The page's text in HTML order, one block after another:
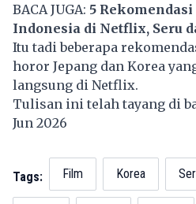
BACA JUGA: 5
Indonesia di Netflix, Seru
Itu tadi beberapa
horor Jepang dan Korea
langsung di Netflix.
Tulisan ini telah tayang di
Jun 2026
Tags: Film Korea